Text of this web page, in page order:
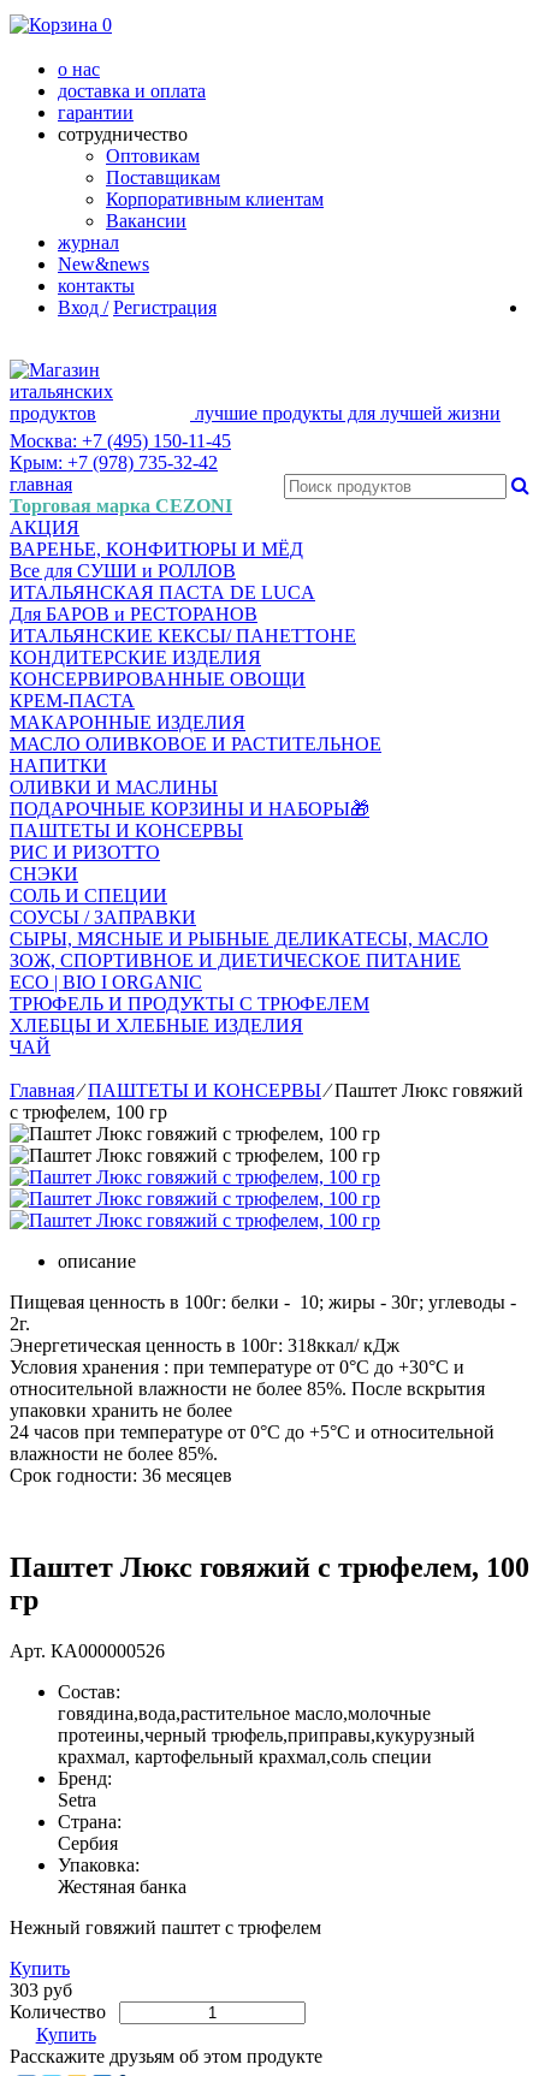
0
о нас
доставка и оплата
гарантии
сотрудничество
Оптовикам
Поставщикам
Корпоративным клиентам
Вакансии
журнал
New&news
контакты
Вход / Регистрация
лучшие продукты для лучшей жизни
Москва: +7 (495) 150-11-45
Крым: +7 (978) 735-32-42
главная
Торговая марка CEZONI
АКЦИЯ
ВАРЕНЬЕ, КОНФИТЮРЫ И МЁД
Все для СУШИ и РОЛЛОВ
ИТАЛЬЯНСКАЯ ПАСТА DE LUCA
Для БАРОВ и РЕСТОРАНОВ
ИТАЛЬЯНСКИЕ КЕКСЫ/ ПАНЕТТОНЕ
КОНДИТЕРСКИЕ ИЗДЕЛИЯ
КОНСЕРВИРОВАННЫЕ ОВОЩИ
КРЕМ-ПАСТА
МАКАРОННЫЕ ИЗДЕЛИЯ
МАСЛО ОЛИВКОВОЕ И РАСТИТЕЛЬНОЕ
НАПИТКИ
ОЛИВКИ И МАСЛИНЫ
ПОДАРОЧНЫЕ КОРЗИНЫ И НАБОРЫ🎁
ПАШТЕТЫ И КОНСЕРВЫ
РИС И РИЗОТТО
СНЭКИ
СОЛЬ И СПЕЦИИ
СОУСЫ / ЗАПРАВКИ
СЫРЫ, МЯСНЫЕ И РЫБНЫЕ ДЕЛИКАТЕСЫ, МАСЛО
ЗОЖ, СПОРТИВНОЕ И ДИЕТИЧЕСКОЕ ПИТАНИЕ
ECO | BIO I ORGANIC
ТРЮФЕЛЬ И ПРОДУКТЫ С ТРЮФЕЛЕМ
ХЛЕБЦЫ И ХЛЕБНЫЕ ИЗДЕЛИЯ
ЧАЙ
Главная⁄ПАШТЕТЫ И КОНСЕРВЫ ⁄ Паштет Люкс говяжий
с трюфелем, 100 гр
описание
Пищевая ценность в 100г: белки - 10; жиры - 30г; углеводы -
2г.
Энергетическая ценность в 100г: 318ккал/ кДж
Условия хранения : при температуре от 0°С до +30°С и
относительной влажности не более 85%. После вскрытия
упаковки хранить не более
24 часов при температуре от 0°С до +5°С и относительной
влажности не более 85%.
Срок годности: 36 месяцев
Паштет Люкс говяжий с трюфелем, 100
гр
Арт. КА000000526
Состав:
говядина,вода,растительное масло,молочные
протеины,черный трюфель,приправы,кукурузный
крахмал, картофельный крахмал,соль специи
Бренд:
Setra
Страна:
Сербия
Упаковка:
Жестяная банка
Нежный говяжий паштет с трюфелем
Купить
303 руб
Количество
Купить
Расскажите друзьям об этом продукте